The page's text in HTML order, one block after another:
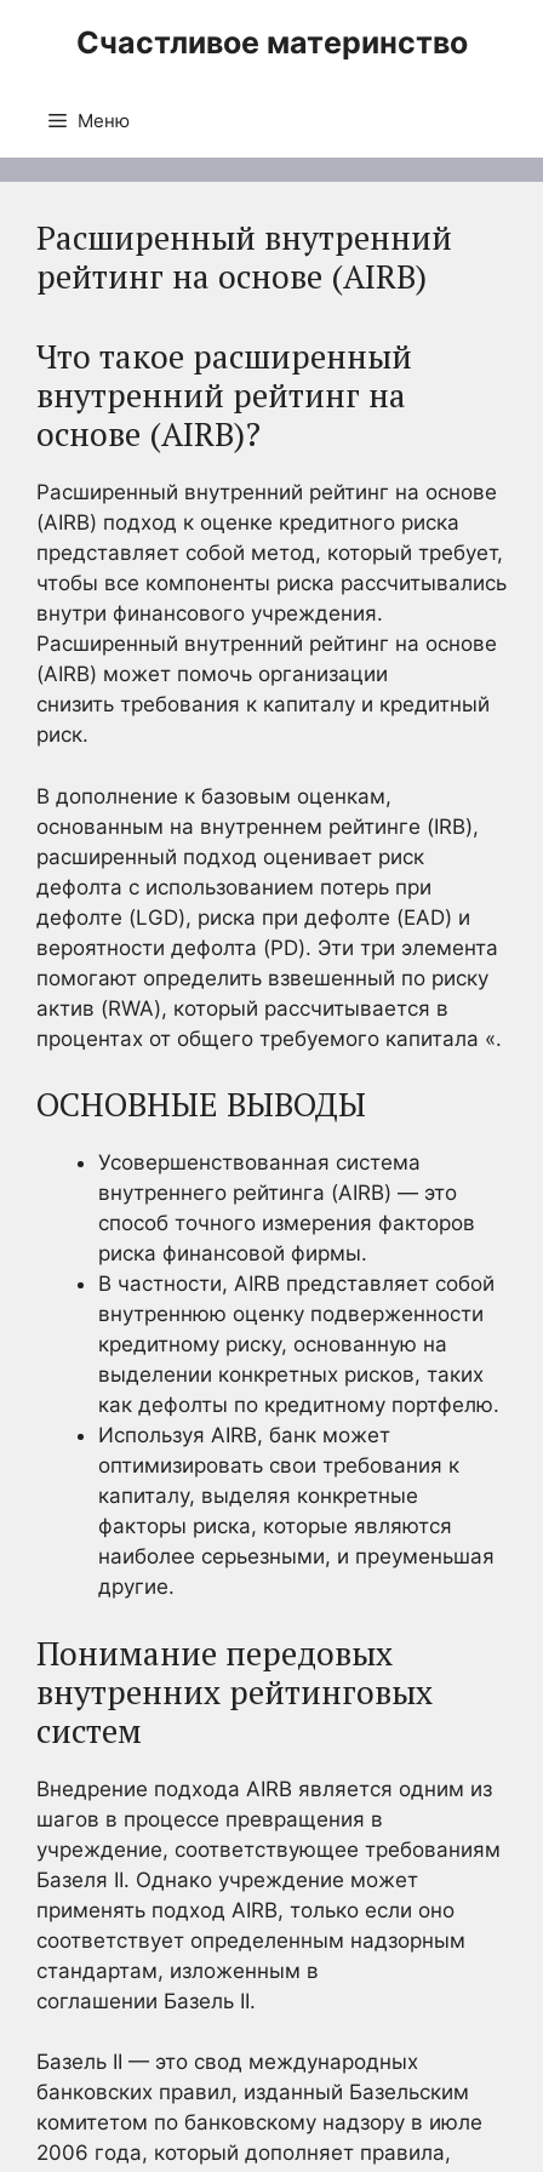
Счастливое материнство
Меню
Расширенный внутренний
рейтинг на основе (AIRB)
Что такое расширенный
внутренний рейтинг на
основе (AIRB)?
Расширенный внутренний рейтинг на основе
(AIRB) подход к оценке кредитного риска
представляет собой метод, который требует,
чтобы все компоненты риска рассчитывались
внутри финансового учреждения.
Расширенный внутренний рейтинг на основе
(AIRB) может помочь организации
снизить требования к капиталу и кредитный
риск.
В дополнение к базовым оценкам,
основанным на внутреннем рейтинге (IRB),
расширенный подход оценивает риск
дефолта с использованием потерь при
дефолте (LGD), риска при дефолте (EAD) и
вероятности дефолта (PD). Эти три элемента
помогают определить взвешенный по риску
актив (RWA), который рассчитывается в
процентах от общего требуемого капитала «.
ОСНОВНЫЕ ВЫВОДЫ
Усовершенствованная система
внутреннего рейтинга (AIRB) — это
способ точного измерения факторов
риска финансовой фирмы.
В частности, AIRB представляет собой
внутреннюю оценку подверженности
кредитному риску, основанную на
выделении конкретных рисков, таких
как дефолты по кредитному портфелю.
Используя AIRB, банк может
оптимизировать свои требования к
капиталу, выделяя конкретные
факторы риска, которые являются
наиболее серьезными, и преуменьшая
другие.
Понимание передовых
внутренних рейтинговых
систем
Внедрение подхода AIRB является одним из
шагов в процессе превращения в
учреждение, соответствующее требованиям
Базеля II. Однако учреждение может
применять подход AIRB, только если оно
соответствует определенным надзорным
стандартам, изложенным в
соглашении Базель II.
Базель II — это свод международных
банковских правил, изданный Базельским
комитетом по банковскому надзору в июле
2006 года, который дополняет правила,